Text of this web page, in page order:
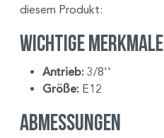
diesem Produkt:
Wichtige Merkmale
Antrieb: 3/8''
Größe: E12
Abmessungen